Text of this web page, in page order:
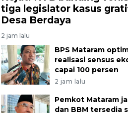
tiga legislator kasus
Desa Berdaya
2 jam lalu
BPS Mataram
realisasi sensus
capai 100 persen
2 jam lalu
Pemkot Mataram
dan BBM tersedia